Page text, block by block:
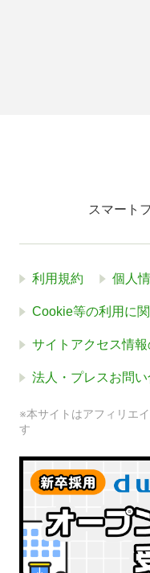
スマート
利用規約 個人
Cookie等の利用に
サイトアクセス情
法人・プレスお問
※本サイトはアフィリエ
す